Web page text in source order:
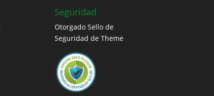
Seguridad
Otorgado Sello de
Seguridad de Theme